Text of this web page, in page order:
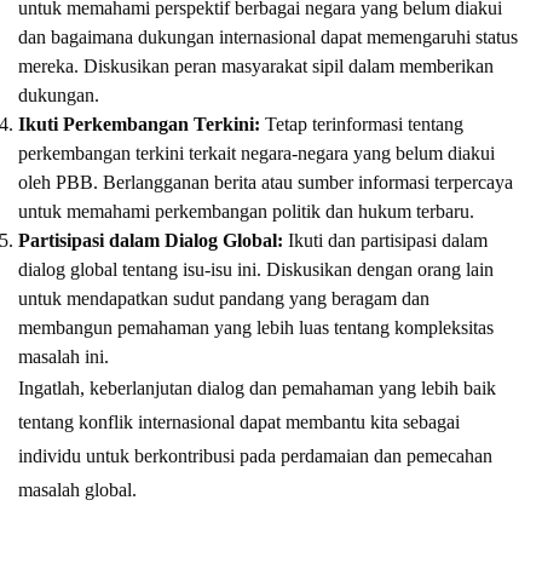
untuk memahami perspektif berbagai negara yang belum diakui
dan bagaimana dukungan internasional dapat memengaruhi status
mereka. Diskusikan peran masyarakat sipil dalam memberikan
dukungan.
Ikuti Perkembangan Terkini: Tetap terinformasi tentang
perkembangan terkini terkait negara-negara yang belum diakui
oleh PBB. Berlangganan berita atau sumber informasi terpercaya
untuk memahami perkembangan politik dan hukum terbaru.
Partisipasi dalam Dialog Global: Ikuti dan partisipasi dalam
dialog global tentang isu-isu ini. Diskusikan dengan orang lain
untuk mendapatkan sudut pandang yang beragam dan
membangun pemahaman yang lebih luas tentang kompleksitas
masalah ini.
Ingatlah, keberlanjutan dialog dan pemahaman yang lebih baik
tentang konflik internasional dapat membantu kita sebagai
individu untuk berkontribusi pada perdamaian dan pemecahan
masalah global.